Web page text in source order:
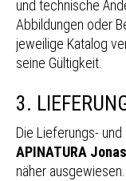
und technische
Abbildungen oder
jeweilige Katalog
seine Gültigkeit.
3.
Die Lieferungs-
APINATURA
näher